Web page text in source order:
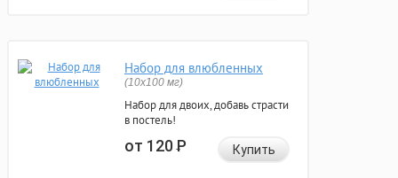
Набор для влюбленных
(10х100 мг)
Набор для двоих, добавь страсти
в постель!
от 120Р Купить